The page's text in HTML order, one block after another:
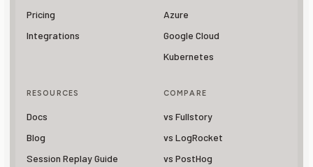
Pricing
Integrations
Azure
Google Cloud
Kubernetes
RESOURCES
Docs
Blog
Session Replay Guide
COMPARE
vs Fullstory
vs LogRocket
vs PostHog